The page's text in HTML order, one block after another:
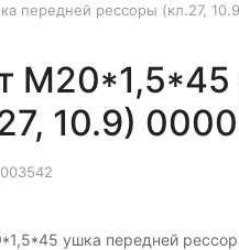
передней рессоры (кл.27,
М20*1,5*45
10.9)
ушка передней